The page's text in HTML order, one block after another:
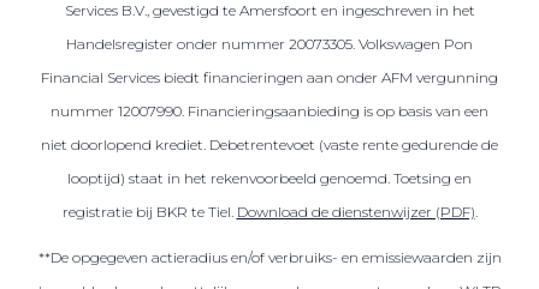
Services B.V., gevestigd te Amersfoort en ingeschreven in het
Handelsregister onder nummer 20073305. Volkswagen Pon
Financial Services biedt financieringen aan onder AFM vergunning
nummer 12007990. Financieringsaanbieding is op basis van een
niet doorlopend krediet. Debetrentevoet (vaste rente gedurende de
looptijd) staat in het rekenvoorbeeld genoemd. Toetsing en
registratie bij BKR te Tiel. Download de dienstenwijzer (PDF).
**De opgegeven actieradius en/of verbruiks- en emissiewaarden zijn